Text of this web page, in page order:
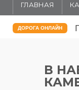
ГЛАВНАЯ
ДОРОГА ОНЛАЙН
В